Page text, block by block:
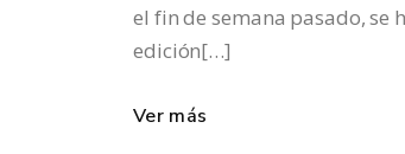
el fin de semana pasado, se
edición[…]
Ver más